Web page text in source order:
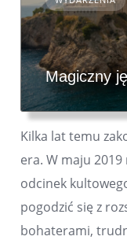
Magiczny
Kilka lat temu
era. W maju
odcinek
pogodzić się z
bohaterami,